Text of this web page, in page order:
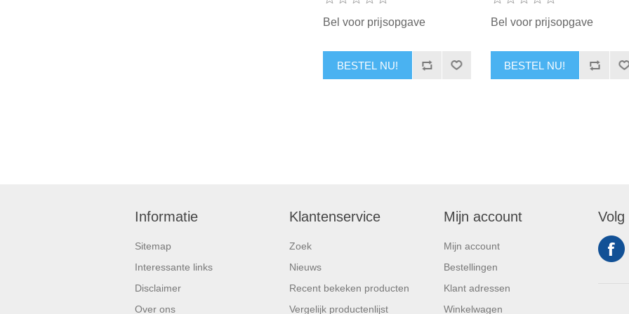
Bel voor prijsopgave
BESTEL NU!
Bel voor prijsopgave
BESTEL NU!
Informatie
Sitemap
Interessante links
Disclaimer
Over ons
Klantenservice
Zoek
Nieuws
Recent bekeken producten
Vergelijk productenlijst
Mijn account
Mijn account
Bestellingen
Klant adressen
Winkelwagen
Volg